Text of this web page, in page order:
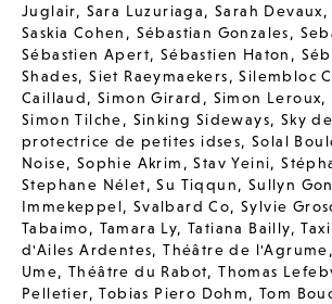
Juglair, Sara Luzuriaga,Sarah Devaux,
Saskia Cohen , Sébastian Gonzales,
Sébastien Apert, Sébastien Haton ,
Shades,Siet Raeymaekers,Silembloc
Caillaud,Simon Girard , Simon Leroux,
Simon Tilche, Sinking Sideways, Sky
protectrice de petites idses,Solal
Noise, Sophie Akrim ,Stav Yeini,
Stephane Nélet,Su Tiqqun, Sullyn
Immekeppel, Svalbard Co,Sylvie
Tabaimo, Tamara Ly,Tatiana Bailly,
d'Ailes Ardentes,Théâtre de l'Agrume,
Ume,Théâtre du Rabot,Thomas
Pelletier,Tobias Piero Dohm,Tom